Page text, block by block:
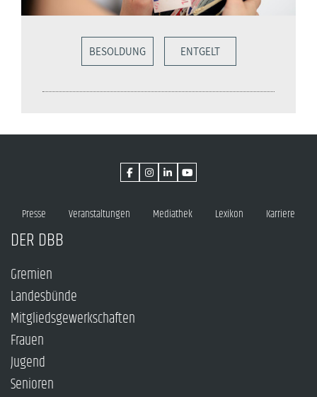
BESOLDUNG ENTGELT
Presse Veranstaltungen Mediathek Lexikon Karriere
DER DBB
Gremien
Landesbünde
Mitgliedsgewerkschaften
Frauen
Jugend
Senioren